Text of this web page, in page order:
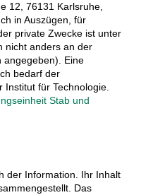
12, 76131 Karlsruhe,
in Auszügen, für
private Zwecke ist unter
nicht anders an der
angegeben). Eine
bedarf der
Institut für Technologie.
Stab und
der Information. Ihr Inhalt
Das